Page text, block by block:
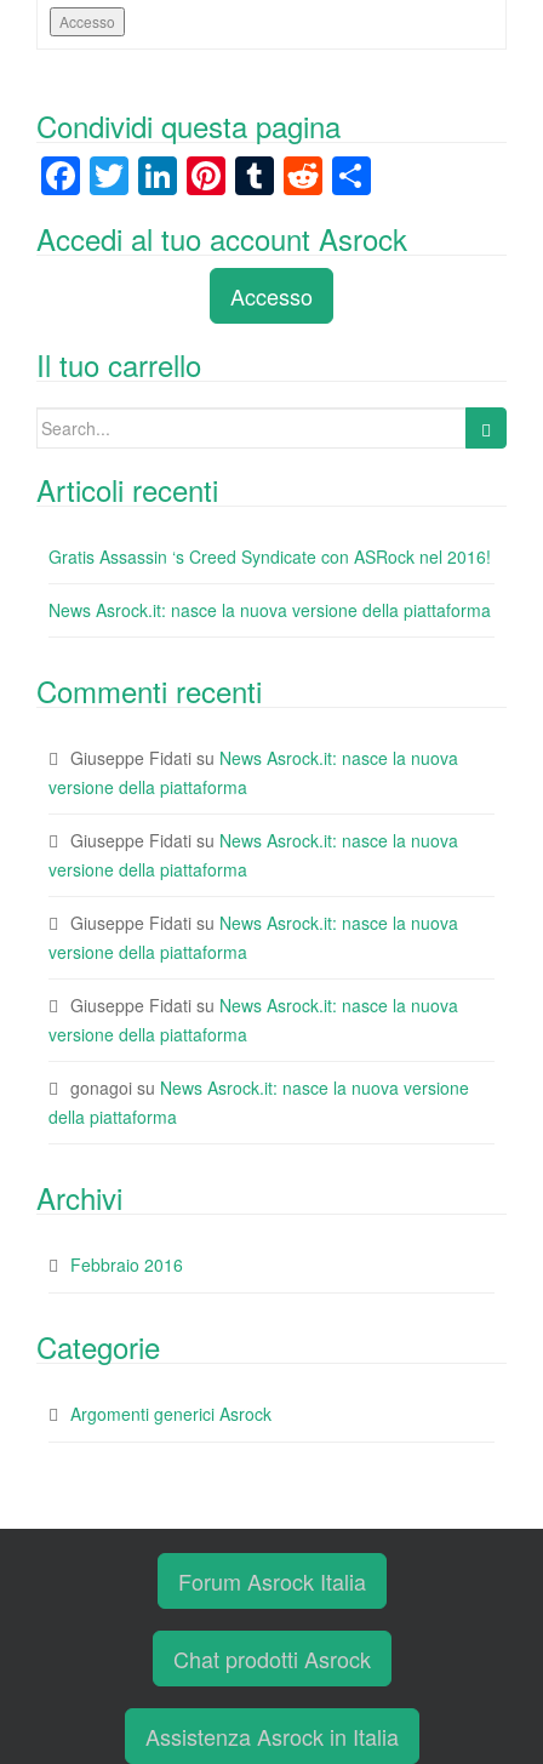
Accesso
Condividi questa pagina
F
c
o
o
k
T
wi
tt
Li
k
n
Pi
er
e
st
T
m
bl
r
R
e
d
di
t
n
Accedi al tuo account Asrock
Accesso
Il tuo carrello
Search
Articoli recenti
Gratis Assassin ‘s Creed Syndicate con ASRock nel 2016!
News Asrock.it: nasce la nuova versione della piattaforma
Commenti recenti
Giuseppe Fidati su News Asrock.it: nasce la nuova
versione della piattaforma
Giuseppe Fidati su News Asrock.it: nasce la nuova
versione della piattaforma
Giuseppe Fidati su News Asrock.it: nasce la nuova
versione della piattaforma
Giuseppe Fidati su News Asrock.it: nasce la nuova
versione della piattaforma
gonagoi su News Asrock.it: nasce la nuova versione
della piattaforma
Archivi
Febbraio 2016
Categorie
Argomenti generici Asrock
Forum Asrock Italia
Chat prodotti Asrock
Assistenza Asrock in Italia